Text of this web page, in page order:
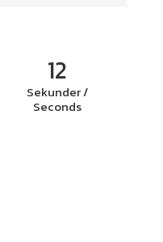
11
Sekunder /
Seconds